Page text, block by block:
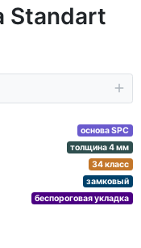
Standart
основа SPC
толщина 4 мм
34 класс
замковый
беспороговая укладка